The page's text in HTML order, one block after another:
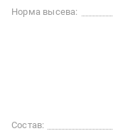
Норма высева:
Состав: